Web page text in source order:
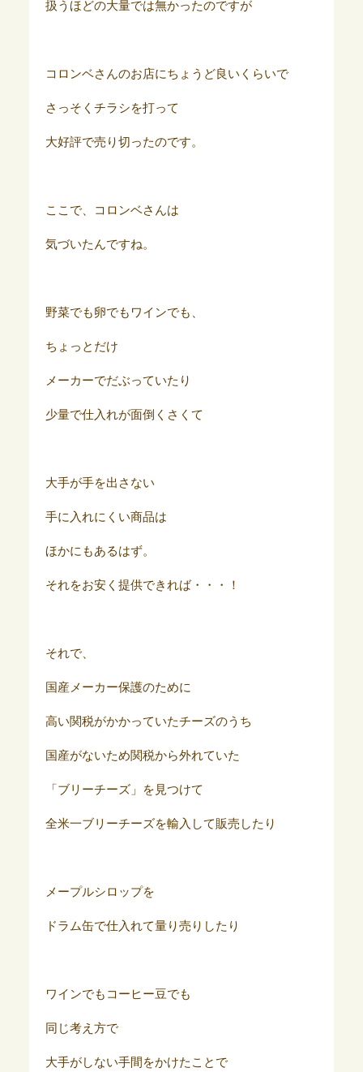
扱うほどの大量では無かったのですが
コロンベさんのお店にちょうど良いくらいで
さっそくチラシを打って
大好評で売り切ったのです。
ここで、コロンベさんは
気づいたんですね。
野菜でも卵でもワインでも、
ちょっとだけ
メーカーでだぶっていたり
少量で仕入れが面倒くさくて
大手が手を出さない
手に入れにくい商品は
ほかにもあるはず。
それをお安く提供できれば・・・！
それで、
国産メーカー保護のために
高い関税がかかっていたチーズのうち
国産がないため関税から外れていた
「ブリーチーズ」を見つけて
全米一ブリーチーズを輸入して販売したり
メープルシロップを
ドラム缶で仕入れて量り売りしたり
ワインでもコーヒー豆でも
同じ考え方で
大手がしない手間をかけたことで